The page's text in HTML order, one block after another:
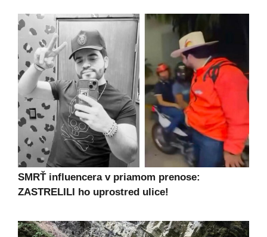
SMRŤ influencera v priamom prenose:
ZASTRELILI ho uprostred ulice!